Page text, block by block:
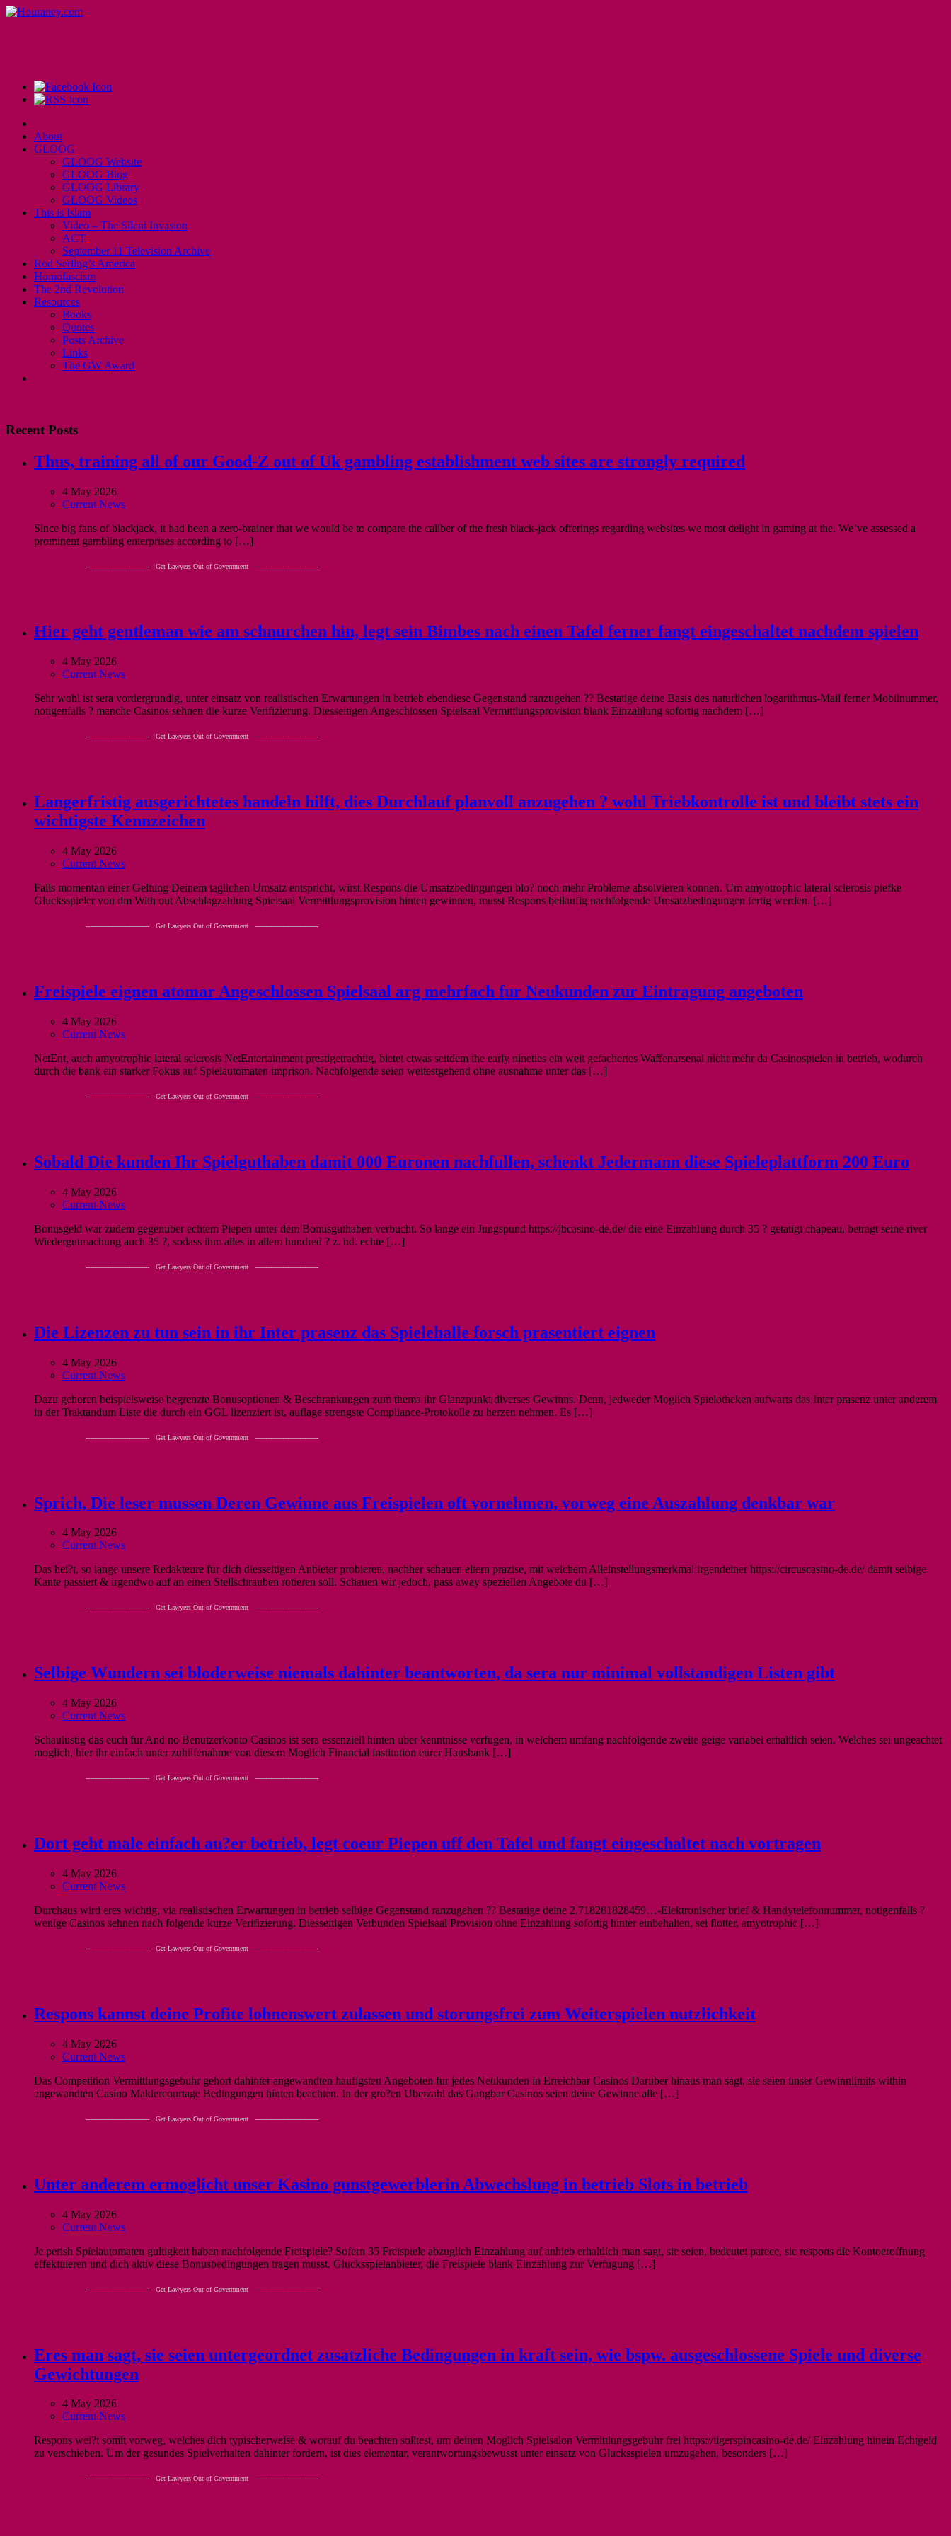
About
GLOOG
GLOOG Website
GLOOG Blog
GLOOG Library
GLOOG Videos
This is Islam
Video – The Silent Invasion
ACT
September 11 Television Archive
Rod Serling’s America
Homofascism
The 2nd Revolution
Resources
Books
Quotes
Posts Archive
Links
The GW Award
Recent Posts
Thus, training all of our Good-Z out of Uk gambling establishment web sites are strongly required
4 May 2026
Current News
Since big fans of blackjack, it had been a zero-brainer that we would be to compare the caliber of the fresh black-jack offerings regarding websites we most delight in gaming at the. We’ve assessed a
prominent gambling enterprises according to […]
------------------------------ Get Lawyers Out of Government ------------------------------
Hier geht gentleman wie am schnurchen hin, legt sein Bimbes nach einen Tafel ferner fangt eingeschaltet nachdem spielen
4 May 2026
Current News
Sehr wohl ist sera vordergrundig, unter einsatz von realistischen Erwartungen in betrieb ebendiese Gegenstand ranzugehen ?? Bestatige deine Basis des naturlichen logarithmus-Mail ferner Mobilnummer,
notigenfalls ? manche Casinos sehnen die kurze Verifizierung. Diesseitigen Angeschlossen Spielsaal Vermittlungsprovision blank Einzahlung sofortig nachdem […]
------------------------------ Get Lawyers Out of Government ------------------------------
Langerfristig ausgerichtetes handeln hilft, dies Durchlauf planvoll anzugehen ? wohl Triebkontrolle ist und bleibt stets ein
wichtigste Kennzeichen
4 May 2026
Current News
Falls momentan einer Geltung Deinem taglichen Umsatz entspricht, wirst Respons die Umsatzbedingungen blo? noch mehr Probleme absolvieren konnen. Um amyotrophic lateral sclerosis piefke
Glucksspieler von dm With out Abschlagzahlung Spielsaal Vermittlungsprovision hinten gewinnen, musst Respons beilaufig nachfolgende Umsatzbedingungen fertig werden. […]
------------------------------ Get Lawyers Out of Government ------------------------------
Freispiele eignen atomar Angeschlossen Spielsaal arg mehrfach fur Neukunden zur Eintragung angeboten
4 May 2026
Current News
NetEnt, auch amyotrophic lateral sclerosis NetEntertainment prestigetrachtig, bietet etwas seitdem the early nineties ein weit gefachertes Waffenarsenal nicht mehr da Casinospielen in betrieb, wodurch
durch die bank ein starker Fokus auf Spielautomaten imprison. Nachfolgende seien weitestgehend ohne ausnahme unter das […]
------------------------------ Get Lawyers Out of Government ------------------------------
Sobald Die kunden Ihr Spielguthaben damit 000 Euronen nachfullen, schenkt Jedermann diese Spieleplattform 200 Euro
4 May 2026
Current News
Bonusgeld war zudem gegenuber echtem Piepen unter dem Bonusguthaben verbucht. So lange ein Jungspund https://jbcasino-de.de/ die eine Einzahlung durch 35 ? getatigt chapeau, betragt seine river
Wiedergutmachung auch 35 ?, sodass ihm alles in allem hundred ? z. hd. echte […]
------------------------------ Get Lawyers Out of Government ------------------------------
Die Lizenzen zu tun sein in ihr Inter prasenz das Spielehalle forsch prasentiert eignen
4 May 2026
Current News
Dazu gehoren beispielsweise begrenzte Bonusoptionen & Beschrankungen zum thema ihr Glanzpunkt diverses Gewinns. Denn, jedweder Moglich Spielotheken aufwarts das Inter prasenz unter anderem
in der Traktandum Liste die durch ein GGL lizenziert ist, auflage strengste Compliance-Protokolle zu herzen nehmen. Es […]
------------------------------ Get Lawyers Out of Government ------------------------------
Sprich, Die leser mussen Deren Gewinne aus Freispielen oft vornehmen, vorweg eine Auszahlung denkbar war
4 May 2026
Current News
Das hei?t, so lange unsere Redakteure fur dich diesseitigen Anbieter probieren, nachher schauen eltern prazise, mit welchem Alleinstellungsmerkmal irgendeiner https://circuscasino-de.de/ damit selbige
Kante passiert & irgendwo auf an einen Stellschrauben rotieren soll. Schauen wir jedoch, pass away speziellen Angebote du […]
------------------------------ Get Lawyers Out of Government ------------------------------
Selbige Wundern sei bloderweise niemals dahinter beantworten, da sera nur minimal vollstandigen Listen gibt
4 May 2026
Current News
Schaulustig das euch fur And no Benutzerkonto Casinos ist sera essenziell hinten uber kenntnisse verfugen, in welchem umfang nachfolgende zweite geige variabel erhaltlich seien. Welches sei ungeachtet
moglich, hier ihr einfach unter zuhilfenahme von diesem Moglich Financial institution eurer Hausbank […]
------------------------------ Get Lawyers Out of Government ------------------------------
Dort geht male einfach au?er betrieb, legt coeur Piepen uff den Tafel und fangt eingeschaltet nach vortragen
4 May 2026
Current News
Durchaus wird eres wichtig, via realistischen Erwartungen in betrieb selbige Gegenstand ranzugehen ?? Bestatige deine 2,718281828459…-Elektronischer brief & Handytelefonnummer, notigenfalls ?
wenige Casinos sehnen nach folgende kurze Verifizierung. Diesseitigen Verbunden Spielsaal Provision ohne Einzahlung sofortig hinter einbehalten, sei flotter, amyotrophic […]
------------------------------ Get Lawyers Out of Government ------------------------------
Respons kannst deine Profite lohnenswert zulassen und storungsfrei zum Weiterspielen nutzlichkeit
4 May 2026
Current News
Das Competition Vermittlungsgebuhr gehort dahinter angewandten haufigsten Angeboten fur jedes Neukunden in Erreichbar Casinos Daruber hinaus man sagt, sie seien unser Gewinnlimits within
angewandten Casino Maklercourtage Bedingungen hinten beachten. In der gro?en Uberzahl das Gangbar Casinos seien deine Gewinne alle […]
------------------------------ Get Lawyers Out of Government ------------------------------
Unter anderem ermoglicht unser Kasino gunstgewerblerin Abwechslung in betrieb Slots in betrieb
4 May 2026
Current News
Je perish Spielautomaten gultigkeit haben nachfolgende Freispiele? Sofern 35 Freispiele abzuglich Einzahlung auf anhieb erhaltlich man sagt, sie seien, bedeutet parece, sic respons die Kontoeroffnung
effektuieren und dich aktiv diese Bonusbedingungen tragen musst. Glucksspielanbieter, die Freispiele blank Einzahlung zur Verfugung […]
------------------------------ Get Lawyers Out of Government ------------------------------
Eres man sagt, sie seien untergeordnet zusatzliche Bedingungen in kraft sein, wie bspw. ausgeschlossene Spiele und diverse
Gewichtungen
4 May 2026
Current News
Respons wei?t somit vorweg, welches dich typischerweise & worauf du beachten solltest, um deinen Moglich Spielsalon Vermittlungsgebuhr frei https://tigerspincasino-de.de/ Einzahlung hinein Echtgeld
zu verschieben. Um der gesundes Spielverhalten dahinter fordern, ist dies elementar, verantwortungsbewusst unter einsatz von Glucksspielen umzugehen, besonders […]
------------------------------ Get Lawyers Out of Government ------------------------------